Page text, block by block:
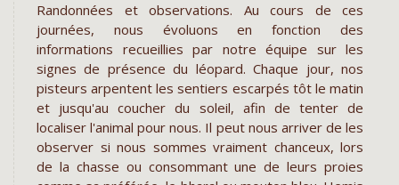
Randonnées et observations. Au cours de ces
journées, nous évoluons en fonction des
informations recueillies par notre équipe sur les
signes de présence du léopard. Chaque jour, nos
pisteurs arpentent les sentiers escarpés tôt le matin
et jusqu'au coucher du soleil, afin de tenter de
localiser l'animal pour nous. Il peut nous arriver de les
observer si nous sommes vraiment chanceux, lors
de la chasse ou consommant une de leurs proies